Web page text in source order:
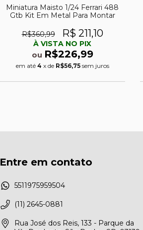
Miniatura Maisto 1/24 Ferrari 488
Gtb Kit Em Metal Para Montar
R$360,99 R$ 211,10
À VISTA NO PIX
ou R$226,99
em até 4 x de R$56,75 sem juros
Entre em contato
5511975959504
(11) 2645-0881
Rua José dos Reis, 133 - Parque da